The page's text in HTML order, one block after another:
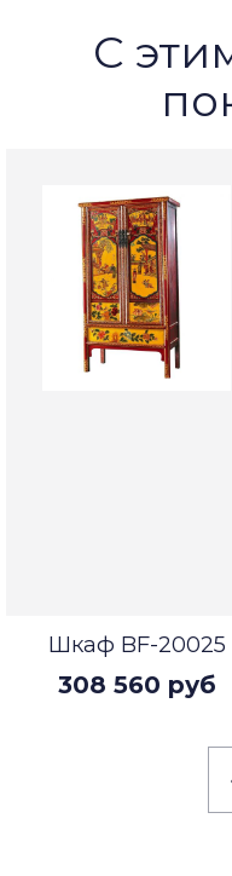
С
Шкаф BF-20025
308 560 руб